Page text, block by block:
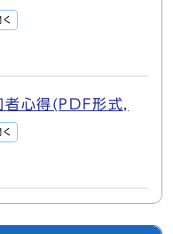
心得(PDF形式,